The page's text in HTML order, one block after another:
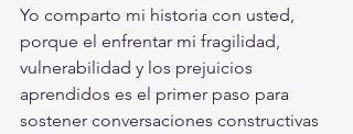
Yo comparto mi historia con usted,
porque el enfrentar mi fragilidad,
vulnerabilidad y los prejuicios
aprendidos es el primer paso para
sostener conversaciones constructivas